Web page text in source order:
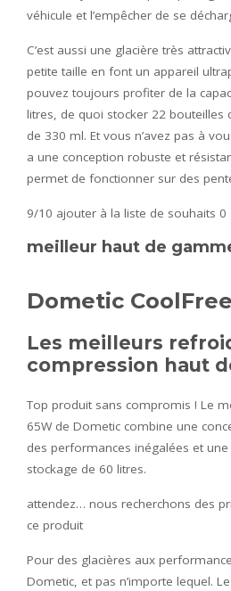
véhicule et l’empêcher de se
C’est aussi une glacière très
petite taille en font un appareil
pouvez toujours profiter de la
litres, de quoi stocker 22 bouteilles
de 330 ml. Et vous n’avez pas à
a une conception robuste et
permet de fonctionner sur des
9/10 ajouter à la liste de souhaits 0
meilleur haut de
Dometic
Les meilleurs
compression haut
Top produit sans compromis ! Le
65W de Dometic combine une
des performances inégalées et
stockage de 60 litres.
attendez… nous recherchons des
ce produit
Pour des glacières aux
Dometic, et pas n’importe lequel.